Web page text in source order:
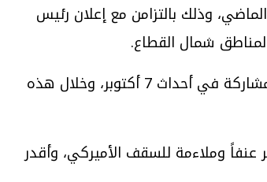
وذلك بالتزامن مع إعلان رئيس
كما نفذ الجيش الإسرائيلي خلال الشهر الماضي عدة عمليات اغتيال لناشطين يتهمهم الاحتلال بالانخراط في مقاومة الاحتلال والمشاركة في أحداث 7 أكتوبر، وخلال هذه
وملاءمة للسقف الأميركي، وأقدر